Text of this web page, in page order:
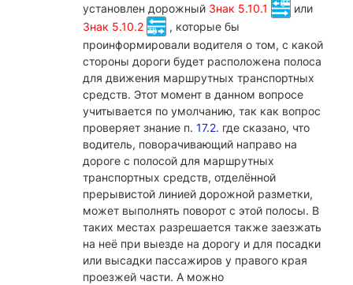
установлен дорожный Знак 5.10.1
или
Знак 5.10.2
, которые бы
проинформировали водителя о том, с какой
стороны дороги будет расположена полоса
для движения маршрутных транспортных
средств. Этот момент в данном вопросе
учитывается по умолчанию, так как вопрос
проверяет знание п. 17.2. где сказано, что
водитель, поворачивающий направо на
дороге с полосой для маршрутных
транспортных средств, отделённой
прерывистой линией дорожной разметки,
может выполнять поворот с этой полосы. В
таких местах разрешается также заезжать
на неё при выезде на дорогу и для посадки
или высадки пассажиров у правого края
проезжей части. А можно